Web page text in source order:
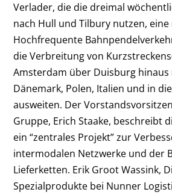
Verlader, die die dreimal
nach Hull und Tilbury nutzen,
Hochfrequente
die Verbreitung von
Amsterdam über Duisburg hinaus
Dänemark, Polen, Italien und in
ausweiten. Der
Gruppe, Erich Staake, beschreibt
ein “zentrales Projekt” zur
intermodalen Netzwerke und der
Lieferketten. Erik Groot Wassink,
Spezialprodukte bei Nunner